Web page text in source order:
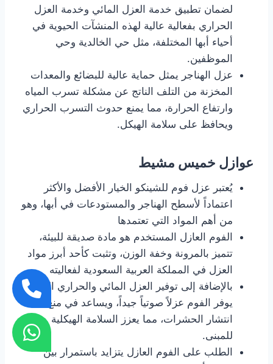
لضمان تطبيق خدمة العزل المائي وخدمة العزل
الحراري بفعالية عالية لهذه المنشآت الحيوية في
أحياء أبها المختلفة، مثل حي الخالدية وحي
الموظفين.
عزل الهناجر يمثل حماية عالية للبضائع والمعدات
المخزنة من التلف الناتج عن مشكلة تسرب المياه
وارتفاع الحرارة، مما يمنع حدوث التسرب الحراري
ويحافظ على سلامة الهيكل.
عوازل خميس مشيط
يُعتبر عزل فوم للشينكو الخيار الأفضل والأكثر
اعتماداً لأسطح الهناجر والمستودعات في أبها، وهو
من أهم المواد التي تعتمدها
الفوم العازل المستخدم هو مادة صديقة للبيئة،
تتميز بالمرونة وخفة الوزن، وتثبت كأحد أبرز مواد
العزل في المملكة العربية السعودية لفعاليته
بالإضافة إلى توفير العزل المائي والحراري الممتاز،
يوفر الفوم عزلاً صوتياً جيداً، ويساعد في منع
انتشار الحشرات، مما يعزز السلامة الهيكلية
للمبنى.
الطلب على الفوم العازل يتزايد باستمرار بين